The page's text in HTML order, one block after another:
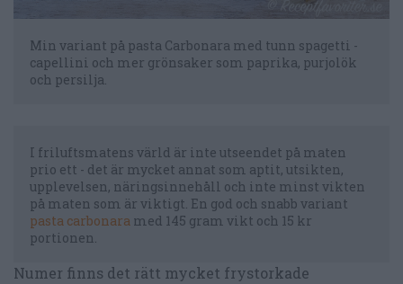
Min variant på pasta Carbonara med tunn spagetti -
capellini och mer grönsaker som paprika, purjolök
och persilja.
I friluftsmatens värld är inte utseendet på maten
prio ett - det är mycket annat som aptit, utsikten,
upplevelsen, näringsinnehåll och inte minst vikten
på maten som är viktigt. En god och snabb variant
pasta carbonara med 145 gram vikt och 15 kr
portionen.
Numer finns det rätt mycket frystorkade